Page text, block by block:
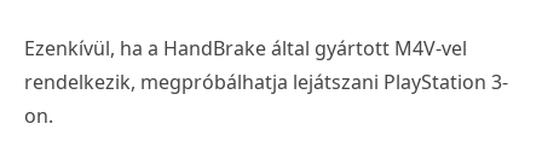
Ezenkívül, ha a HandBrake által gyártott M4V-vel
rendelkezik, megpróbálhatja lejátszani PlayStation 3-
on.